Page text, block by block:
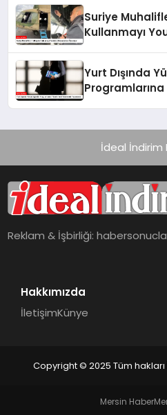
Suriye
Kullanmayı
Yurt Dışında
İdeal İndirim
Reklam & İşbirliği:
Hakkımızda
İletişimKünye
Copyright © 2025 Tüm hakları
Mersin Haber